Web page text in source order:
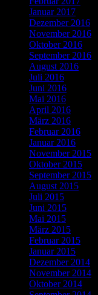
Januar 2017
Dezember 2016
November 2016
Oktober 2016
September 2016
August 2016
Juli 2016
Juni 2016
Mai 2016
April 2016
März 2016
Februar 2016
Januar 2016
November 2015
Oktober 2015
September 2015
August 2015
Juli 2015
Juni 2015
Mai 2015
März 2015
Februar 2015
Januar 2015
Dezember 2014
November 2014
Oktober 2014